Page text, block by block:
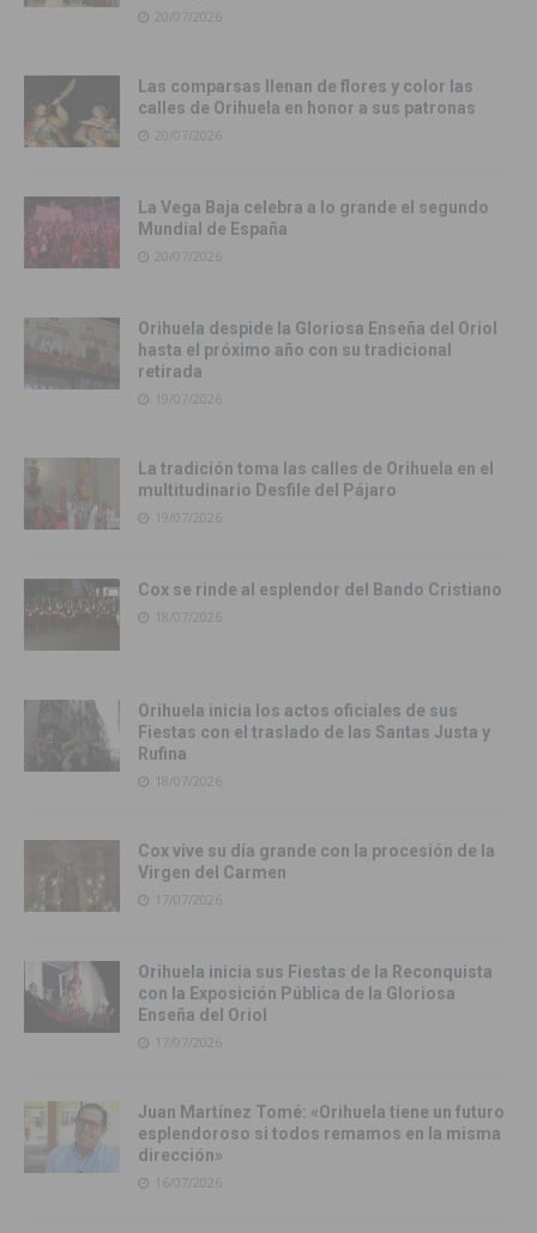
20/07/2026
Las comparsas llenan de flores y color las
calles de Orihuela en honor a sus patronas
20/07/2026
La Vega Baja celebra a lo grande el segundo
Mundial de España
20/07/2026
Orihuela despide la Gloriosa Enseña del Oriol
hasta el próximo año con su tradicional
retirada
19/07/2026
La tradición toma las calles de Orihuela en el
multitudinario Desfile del Pájaro
19/07/2026
Cox se rinde al esplendor del Bando Cristiano
18/07/2026
Orihuela inicia los actos oficiales de sus
Fiestas con el traslado de las Santas Justa y
Rufina
18/07/2026
Cox vive su día grande con la procesión de la
Virgen del Carmen
17/07/2026
Orihuela inicia sus Fiestas de la Reconquista
con la Exposición Pública de la Gloriosa
Enseña del Oriol
17/07/2026
Juan Martínez Tomé: «Orihuela tiene un futuro
esplendoroso si todos remamos en la misma
dirección»
16/07/2026